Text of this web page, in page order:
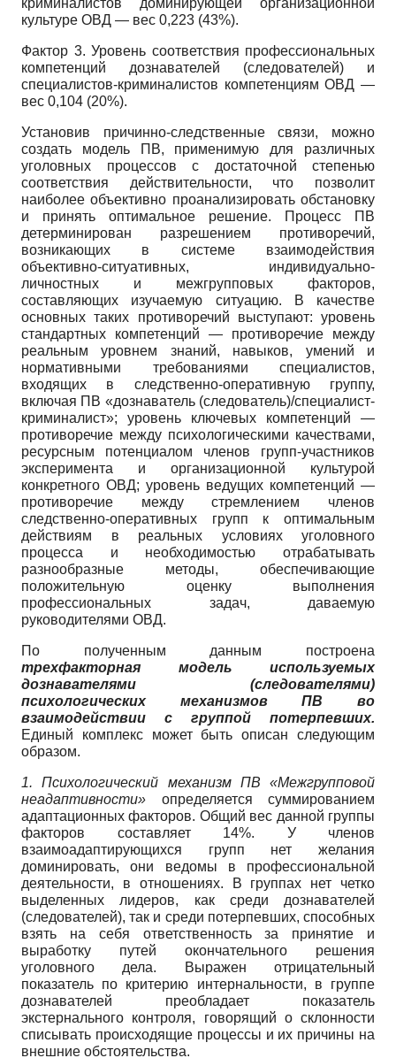
криминалистов доминирующей организационной
культуре ОВД — вес 0,223 (43%).
Фактор 3. Уровень соответствия профессиональных
компетенций дознавателей (следователей) и
специалистов-криминалистов компетенциям ОВД —
вес 0,104 (20%).
Установив причинно-следственные связи, можно
создать модель ПВ, применимую для различных
уголовных процессов с достаточной степенью
соответствия действительности, что позволит
наиболее объективно проанализировать обстановку
и принять оптимальное решение. Процесс ПВ
детерминирован разрешением противоречий,
возникающих в системе взаимодействия
объективно-ситуативных, индивидуально-
личностных и межгрупповых факторов,
составляющих изучаемую ситуацию. В качестве
основных таких противоречий выступают: уровень
стандартных компетенций — противоречие между
реальным уровнем знаний, навыков, умений и
нормативными требованиями специалистов,
входящих в следственно-оперативную группу,
включая ПВ «дознаватель (следователь)/специалист-
криминалист»; уровень ключевых компетенций —
противоречие между психологическими качествами,
ресурсным потенциалом членов групп-участников
эксперимента и организационной культурой
конкретного ОВД; уровень ведущих компетенций —
противоречие между стремлением членов
следственно-оперативных групп к оптимальным
действиям в реальных условиях уголовного
процесса и необходимостью отрабатывать
разнообразные методы, обеспечивающие
положительную оценку выполнения
профессиональных задач, даваемую
руководителями ОВД.
По полученным данным построена
трехфакторная модель используемых
дознавателями (следователями)
психологических механизмов ПВ во
взаимодействии с группой потерпевших.
Единый комплекс может быть описан следующим
образом.
1. Психологический механизм ПВ «Межгрупповой
неадаптивности» определяется суммированием
адаптационных факторов. Общий вес данной группы
факторов составляет 14%. У членов
взаимоадаптирующихся групп нет желания
доминировать, они ведомы в профессиональной
деятельности, в отношениях. В группах нет четко
выделенных лидеров, как среди дознавателей
(следователей), так и среди потерпевших, способных
взять на себя ответственность за принятие и
выработку путей окончательного решения
уголовного дела. Выражен отрицательный
показатель по критерию интернальности, в группе
дознавателей преобладает показатель
экстернального контроля, говорящий о склонности
списывать происходящие процессы и их причины на
внешние обстоятельства.